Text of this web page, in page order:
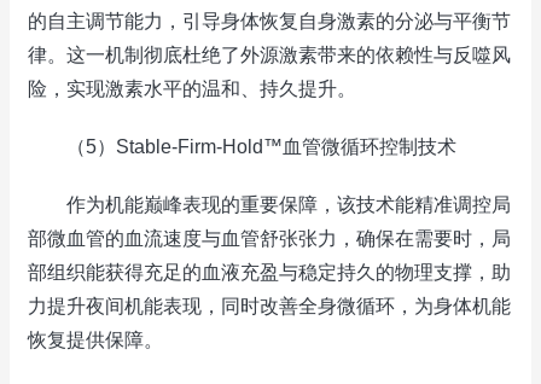
的自主调节能力，引导身体恢复自身激素的分泌与平衡节
律。这一机制彻底杜绝了外源激素带来的依赖性与反噬风
险，实现激素水平的温和、持久提升。
（5）Stable-Firm-Hold™血管微循环控制技术
作为机能巅峰表现的重要保障，该技术能精准调控局
部微血管的血流速度与血管舒张张力，确保在需要时，局
部组织能获得充足的血液充盈与稳定持久的物理支撑，助
力提升夜间机能表现，同时改善全身微循环，为身体机能
恢复提供保障。